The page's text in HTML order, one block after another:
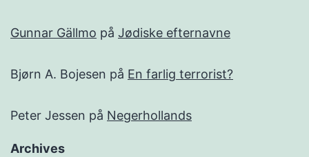
Gunnar Gällmo på Jødiske efternavne
Bjørn A. Bojesen på En farlig terrorist?
Peter Jessen på Negerhollands
Archives